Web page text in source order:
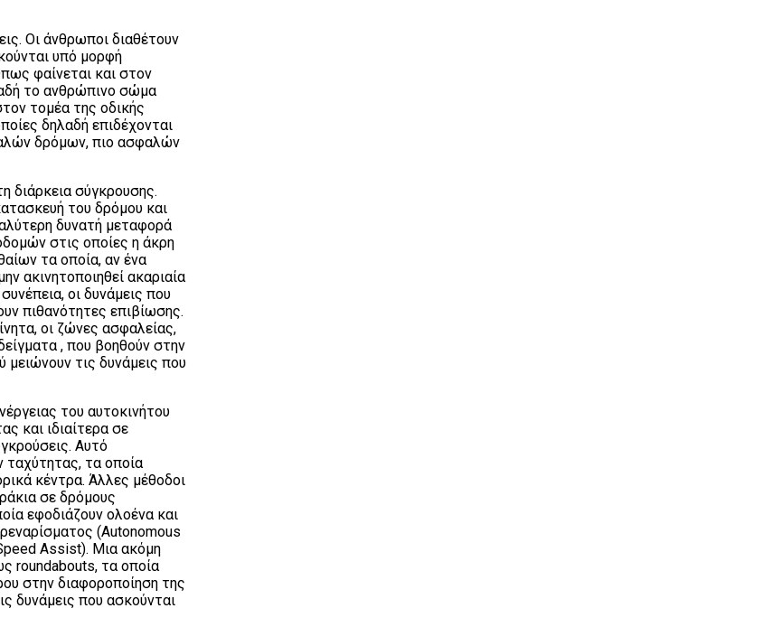
Οι άνθρωποι διαθέτουν
υπό μορφή
φαίνεται και στον
το ανθρώπινο σώμα
τομέα της οδικής
δηλαδή επιδέχονται
δρόμων, πιο ασφαλών
διάρκεια σύγκρουσης.
του δρόμου και
δυνατή μεταφορά
στις οποίες η άκρη
τα οποία, αν ένα
ακινητοποιηθεί ακαριαία
οι δυνάμεις που
πιθανότητες επιβίωσης.
οι ζώνες ασφαλείας,
, που βοηθούν στην
τις δυνάμεις που
του αυτοκινήτου
και ιδιαίτερα σε
Αυτό
τα οποία
κέντρα. Άλλες μέθοδοι
σε δρόμους
εφοδιάζουν ολοένα και
(Autonomous
Assist). Μια ακόμη
roundabouts, τα οποία
στην διαφοροποίηση της
δυνάμεις που ασκούνται